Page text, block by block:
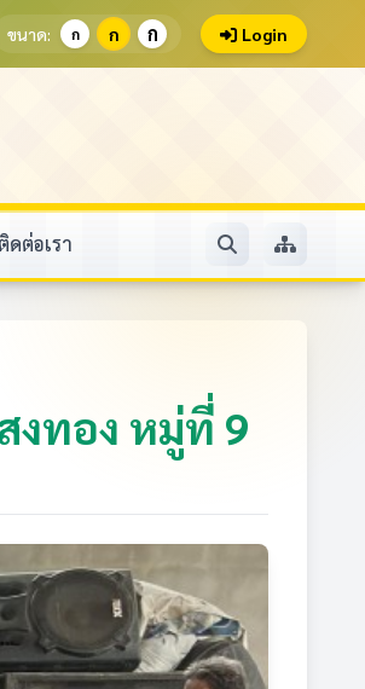
ขนาด: ก ก ก Login
ติดต่อเรา
ทอง หมู่ที่ 9